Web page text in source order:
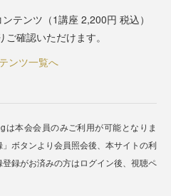
テンツ（1講座 2,200円 税込）
確認いただけます。
ンツ一覧へ
本会会員のみご利用が可能となりま
ボタンより会員照会後、本サイトの利
録がお済みの方はログイン後、視聴ペ